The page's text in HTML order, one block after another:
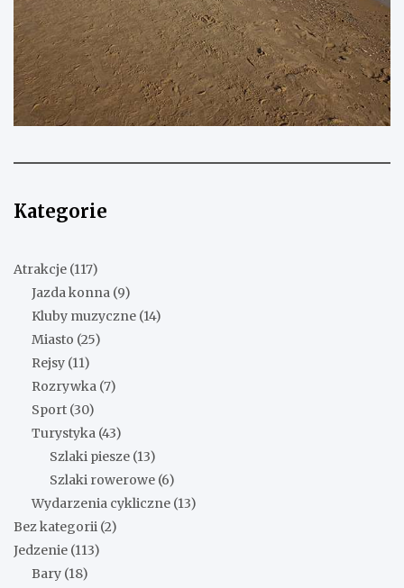
Kategorie
Atrakcje (117)
Jazda konna (9)
Kluby muzyczne (14)
Miasto (25)
Rejsy (11)
Rozrywka (7)
Sport (30)
Turystyka (43)
Szlaki piesze (13)
Szlaki rowerowe (6)
Wydarzenia cykliczne (13)
Bez kategorii (2)
Jedzenie (113)
Bary (18)